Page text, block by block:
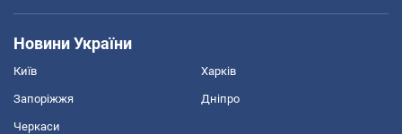
Новини України
Київ Харків
Запоріжжя Дніпро
Черкаси